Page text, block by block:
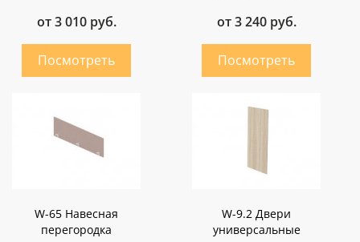
от 3 010 руб. от 3 240 руб.
W-65 Навесная
перегородка
W-9.2 Двери
универсальные